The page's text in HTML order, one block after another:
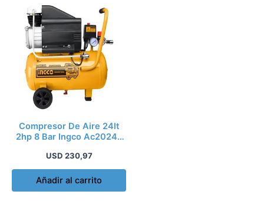
Compresor De Aire 24lt
2hp 8 Bar Ingco Ac20248
USD 230,97
Añadir al carrito